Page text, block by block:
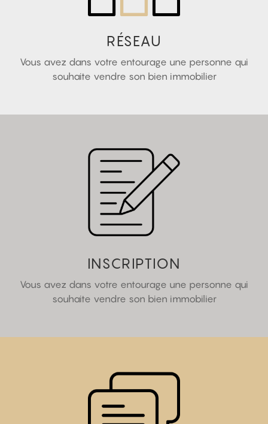
RÉSEAU
Vous avez dans votre entourage une personne qui
souhaite vendre son bien immobilier
INSCRIPTION
Vous avez dans votre entourage une personne qui
souhaite vendre son bien immobilier